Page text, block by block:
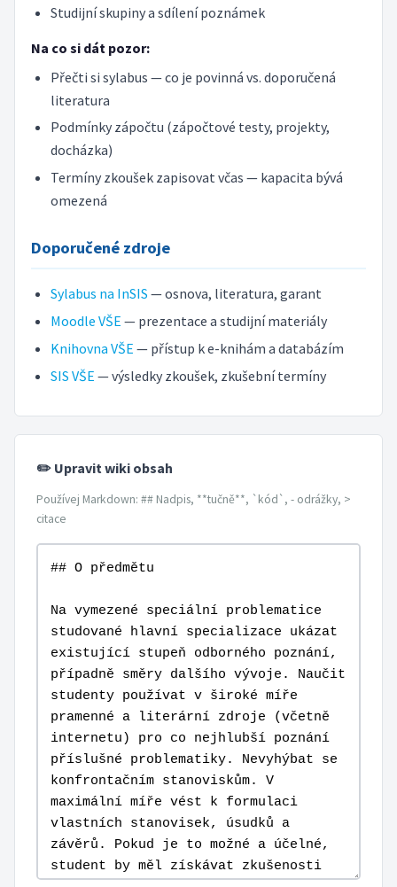
Studijní skupiny a sdílení poznámek
Na co si dát pozor:
Přečti si sylabus — co je povinná vs. doporučená
literatura
Podmínky zápočtu (zápočtové testy, projekty,
docházka)
Termíny zkoušek zapisovat včas — kapacita bývá
omezená
Doporučené zdroje
Sylabus na InSIS — osnova, literatura, garant
Moodle VŠE — prezentace a studijní materiály
Knihovna VŠE — přístup k e-knihám a databázím
SIS VŠE — výsledky zkoušek, zkušební termíny
✏️ Upravit wiki obsah
Používej Markdown: ## Nadpis, **tučně**, `kód`, - odrážky, >
citace